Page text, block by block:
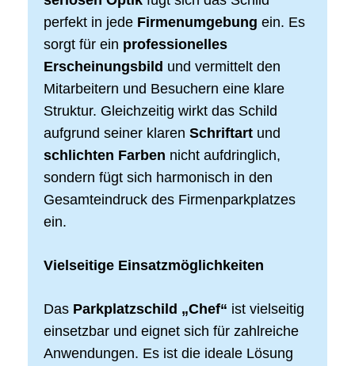
perfekt in jede Firmenumgebung ein. Es
sorgt für ein professionelles
Erscheinungsbild und vermittelt den
Mitarbeitern und Besuchern eine klare
Struktur. Gleichzeitig wirkt das Schild
aufgrund seiner klaren Schriftart und
schlichten Farben nicht aufdringlich,
sondern fügt sich harmonisch in den
Gesamteindruck des Firmenparkplatzes
ein.
Vielseitige Einsatzmöglichkeiten
Das Parkplatzschild „Chef“ ist vielseitig
einsetzbar und eignet sich für zahlreiche
Anwendungen. Es ist die ideale Lösung